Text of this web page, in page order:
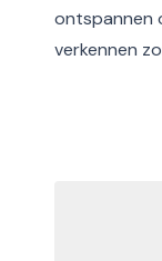
ontspannen
verkennen